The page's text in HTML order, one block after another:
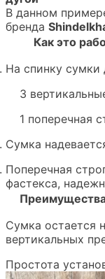
В данном
бренда
Как это
На спинку сумки
3
1 поперечная
Сумка
Поперечная
фастекса,
Сумка остается
вертикальных
Простота